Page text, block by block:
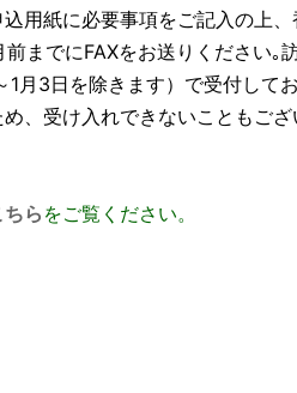
用紙に必要事項をご記入の上
までにFAXをお送りください｡
月3日を除きます）で受付して
、受け入れできないこともご
ちらをご覧ください。